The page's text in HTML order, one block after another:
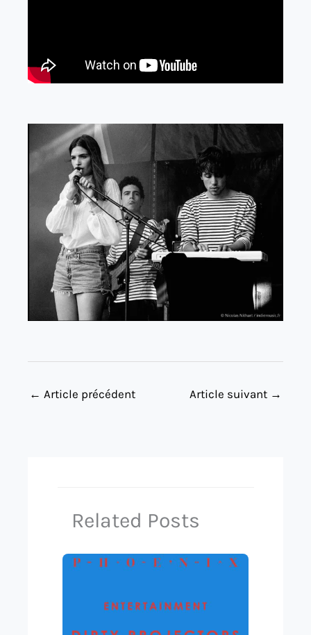
← Article précédent Article suivant →
Related Posts